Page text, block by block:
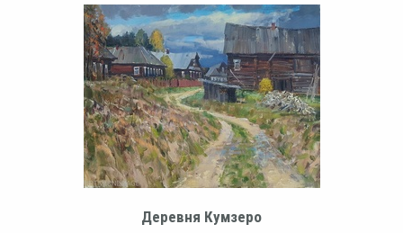
Деревня Кумзеро